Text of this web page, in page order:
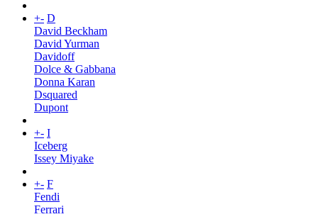
+- D
David Beckham
David Yurman
Davidoff
Dolce & Gabbana
Donna Karan
Dsquared
Dupont
+- I
Iceberg
Issey Miyake
+- F
Fendi
Ferrari